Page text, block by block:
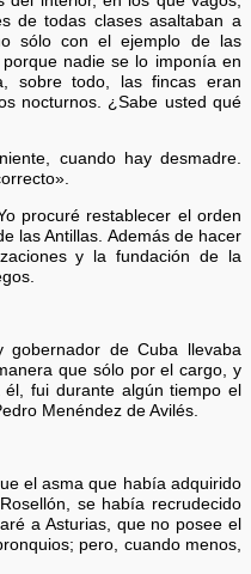
de todas clases asaltaban a
sólo con el ejemplo de las
nadie se lo imponía en
sobre todo, las fincas eran
nocturnos. ¿Sabe usted qué
cuando hay desmadre.
procuré restablecer el orden
las Antillas. Además de hacer
y la fundación de la
de Cuba llevaba
que sólo por el cargo, y
fui durante algún tiempo el
Menéndez de Avilés.
el asma que había adquirido
se había recrudecido
a Asturias, que no posee el
pero, cuando menos,